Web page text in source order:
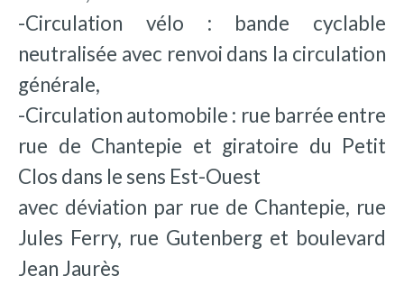
-Circulation vélo : bande cyclable
neutralisée avec renvoi dans la circulation
générale,
-Circulation automobile : rue barrée entre
rue de Chantepie et giratoire du Petit
Clos dans le sens Est-Ouest
avec déviation par rue de Chantepie, rue
Jules Ferry, rue Gutenberg et boulevard
Jean Jaurès